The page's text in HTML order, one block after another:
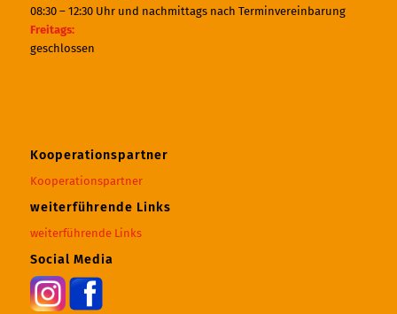
08:30 – 12:30 Uhr und nachmittags nach Terminvereinbarung
Freitags:
geschlossen
Kooperationspartner
Kooperationspartner
weiterführende Links
weiterführende Links
Social Media